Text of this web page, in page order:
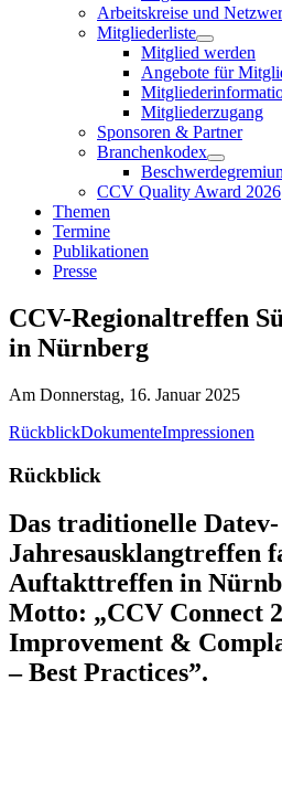
Arbeitskreise und
Mitgliederliste
Mitglied werden
Angebote für
Mitgliederzugang
Sponsoren & Partner
Branchenkodex
CCV Quality Award 2026
Themen
Termine
Publikationen
Presse
CCV-Regionaltreffen
in Nürnberg
Am Donnerstag, 16. Januar 2025
RückblickDokumenteImpressionen
Rückblick
Das traditionelle Datev-
Jahresausklangtreffen
Auftakttreffen in
Motto: „CCV Connect
Improvement &
– Best Practices”.